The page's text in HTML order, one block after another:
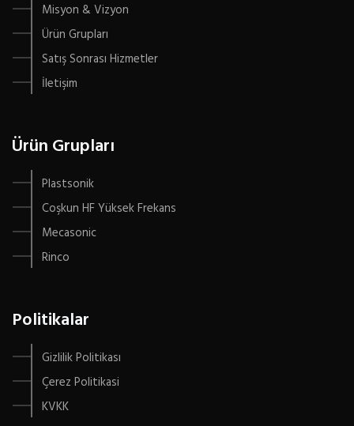
Misyon & Vizyon
Ürün Grupları
Satış Sonrası Hizmetler
İletişim
Ürün Grupları
Plastsonik
Coşkun HF Yüksek Frekans
Mecasonic
Rinco
Politikalar
Gizlilik Politikası
Çerez Politikasi
KVKK